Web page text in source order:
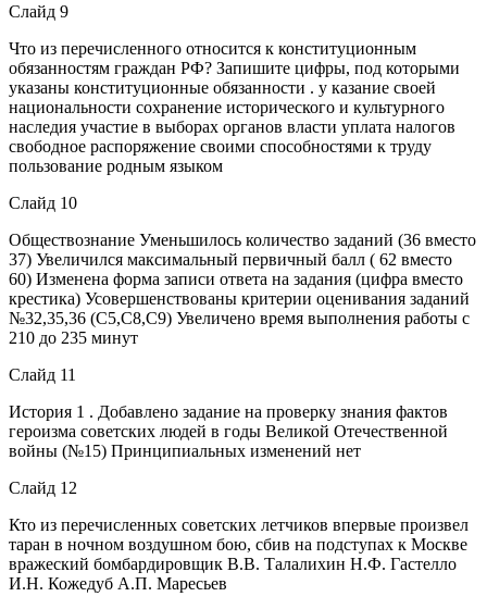
Слайд 9
Что из перечисленного относится к конституционным
обязанностям граждан РФ? Запишите цифры, под которыми
указаны конституционные обязанности . у казание своей
национальности сохранение исторического и культурного
наследия участие в выборах органов власти уплата налогов
свободное распоряжение своими способностями к труду
пользование родным языком
Слайд 10
Обществознание Уменьшилось количество заданий (36 вместо
37) Увеличился максимальный первичный балл ( 62 вместо
60) Изменена форма записи ответа на задания (цифра вместо
крестика) Усовершенствованы критерии оценивания заданий
№32,35,36 (С5,С8,С9) Увеличено время выполнения работы с
210 до 235 минут
Слайд 11
История 1 . Добавлено задание на проверку знания фактов
героизма советских людей в годы Великой Отечественной
войны (№15) Принципиальных изменений нет
Слайд 12
Кто из перечисленных советских летчиков впервые произвел
таран в ночном воздушном бою, сбив на подступах к Москве
вражеский бомбардировщик В.В. Талалихин Н.Ф. Гастелло
И.Н. Кожедуб А.П. Маресьев